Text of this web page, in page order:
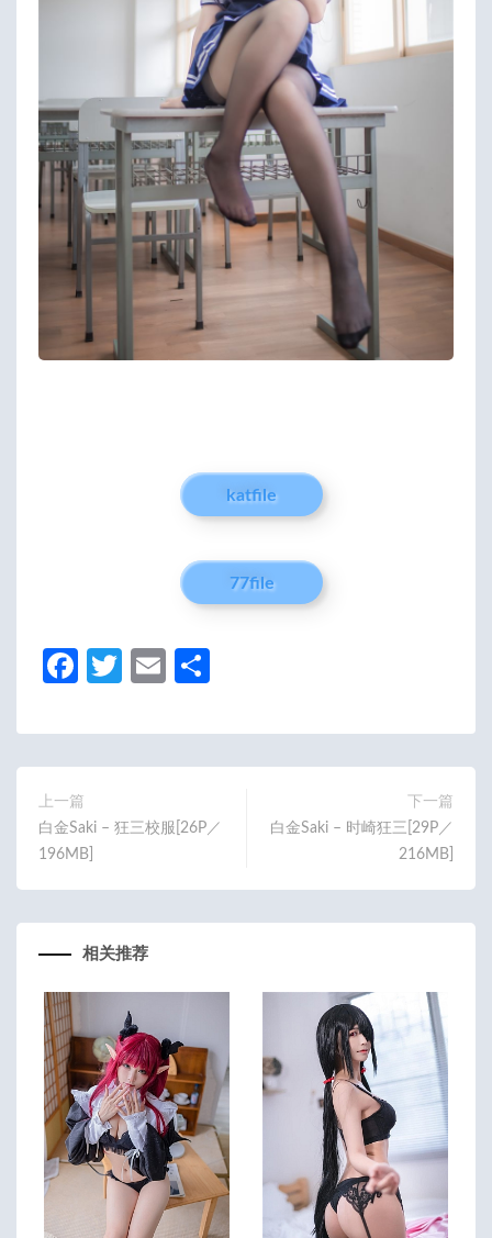
katfile
77file
Fa
b
o
o
k
T
itt
er
E
ail
上一篇
白金Saki – 狂三校服[26P／
196MB]
下一篇
白金Saki – 时崎狂三[29P／
216MB]
相关推荐